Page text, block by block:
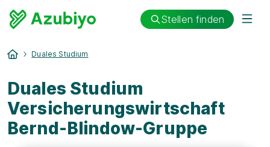
Stellen finden
Duales Studium
Duales Studium
Versicherungswirtschaft
Bernd-Blindow-Gruppe